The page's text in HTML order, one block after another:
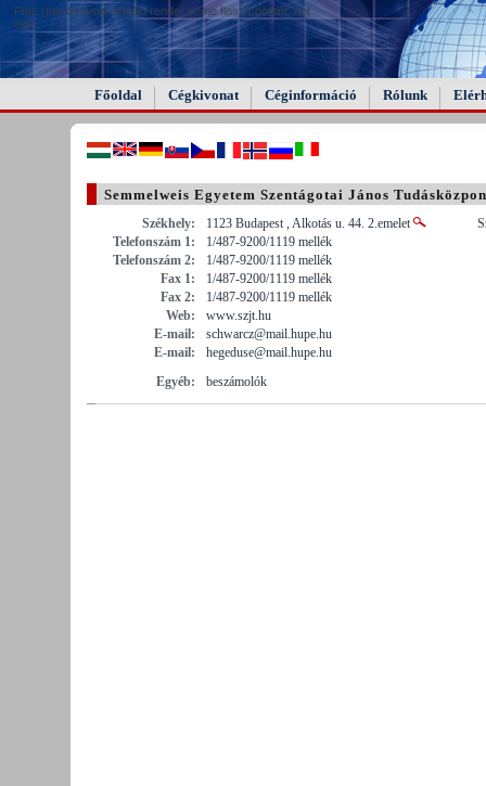
FAIL (the browser should render some flash content, not
this).
Főoldal Cégkivonat Céginformáció Rólunk
Semmelweis Egyetem Szentágotai János
Székhely:
1123 Budapest , Alkotás u. 44. 2.emelet
Telefonszám 1:
1/487-9200/1119 mellék
Telefonszám 2:
1/487-9200/1119 mellék
Fax 1:
1/487-9200/1119 mellék
Fax 2:
1/487-9200/1119 mellék
Web:
www.szjt.hu
E-mail:
schwarcz@mail.hupe.hu
E-mail:
hegeduse@mail.hupe.hu
Egyéb:
beszámolók